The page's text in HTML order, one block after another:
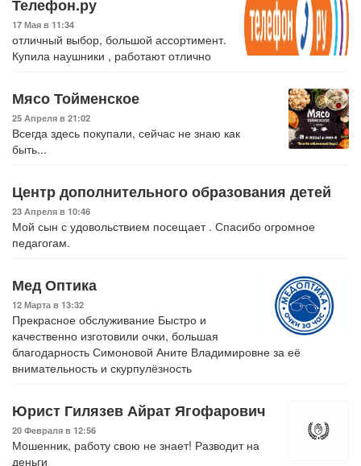
Телефон.ру
17 Мая в 11:34
отличный выбор, большой ассортимент.
Купила наушники , работают отлично
Мясо Тойменское
25 Апреля в 21:02
Всегда здесь покупали, сейчас не знаю как
быть...
Центр дополнительного образования детей
23 Апреля в 10:46
Мой сын с удовольствием посещает . Спасибо огромное
педагогам.
Мед Оптика
12 Марта в 13:32
Прекрасное обслуживание Быстро и
качественно изготовили очки, большая
благодарность Симоновой Аните Владимировне за её
внимательность и скурпулёзность
Юрист Гилязев Айрат Ягофарович
20 Февраля в 12:56
Мошенник, работу свою не знает! Разводит на
деньги